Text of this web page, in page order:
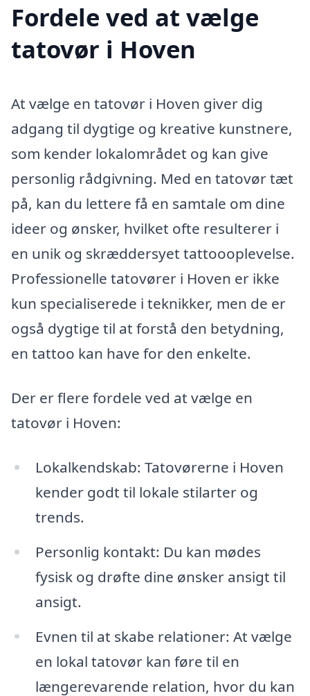
Fordele ved at vælge
tatovør i Hoven
At vælge en tatovør i Hoven giver dig
adgang til dygtige og kreative kunstnere,
som kender lokalområdet og kan give
personlig rådgivning. Med en tatovør tæt
på, kan du lettere få en samtale om dine
ideer og ønsker, hvilket ofte resulterer i
en unik og skræddersyet tattoooplevelse.
Professionelle tatovører i Hoven er ikke
kun specialiserede i teknikker, men de er
også dygtige til at forstå den betydning,
en tattoo kan have for den enkelte.
Der er flere fordele ved at vælge en
tatovør i Hoven:
Lokalkendskab: Tatovørerne i Hoven
kender godt til lokale stilarter og
trends.
Personlig kontakt: Du kan mødes
fysisk og drøfte dine ønsker ansigt til
ansigt.
Evnen til at skabe relationer: At vælge
en lokal tatovør kan føre til en
længerevarende relation, hvor du kan